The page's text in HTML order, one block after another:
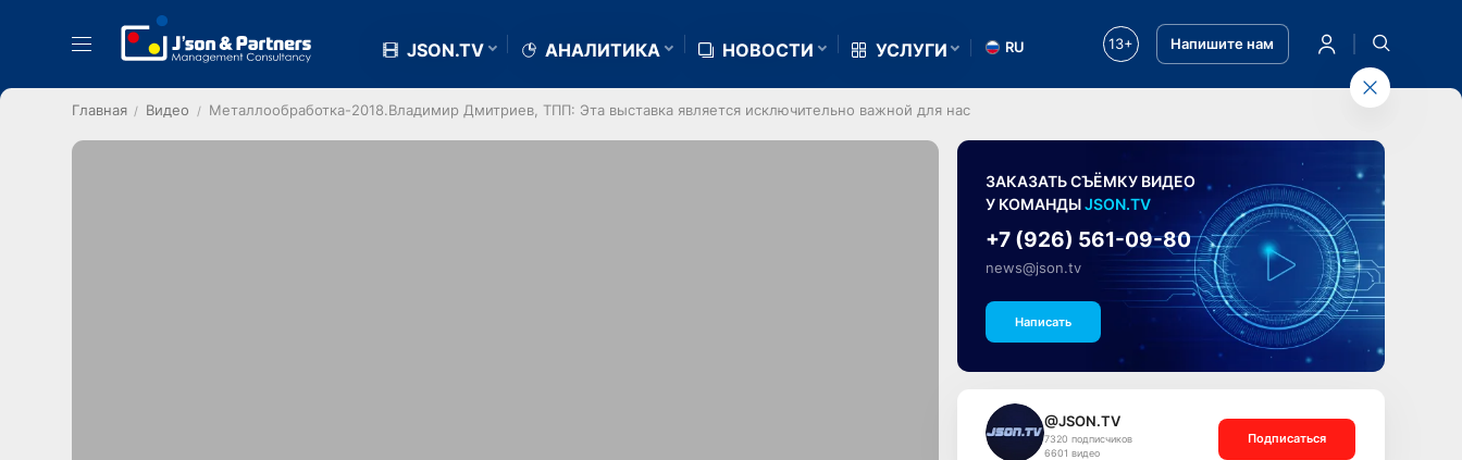
JSON.TV АНАЛИТИКА НОВОСТИ УСЛУГИ RU 13+ Напишите нам
Главная Видео Металлообработка-2018.Владимир Дмитриев, ТПП: Эта выставка является исключительно важной для нас
ЗАКАЗАТЬ СЪЁМКУ ВИДЕО
У КОМАНДЫJSON.TV
+7 (926) 561-09-80
news@json.tv
Написать
@JSON.TV
7320 подписчиков
6601 видео
Подписаться